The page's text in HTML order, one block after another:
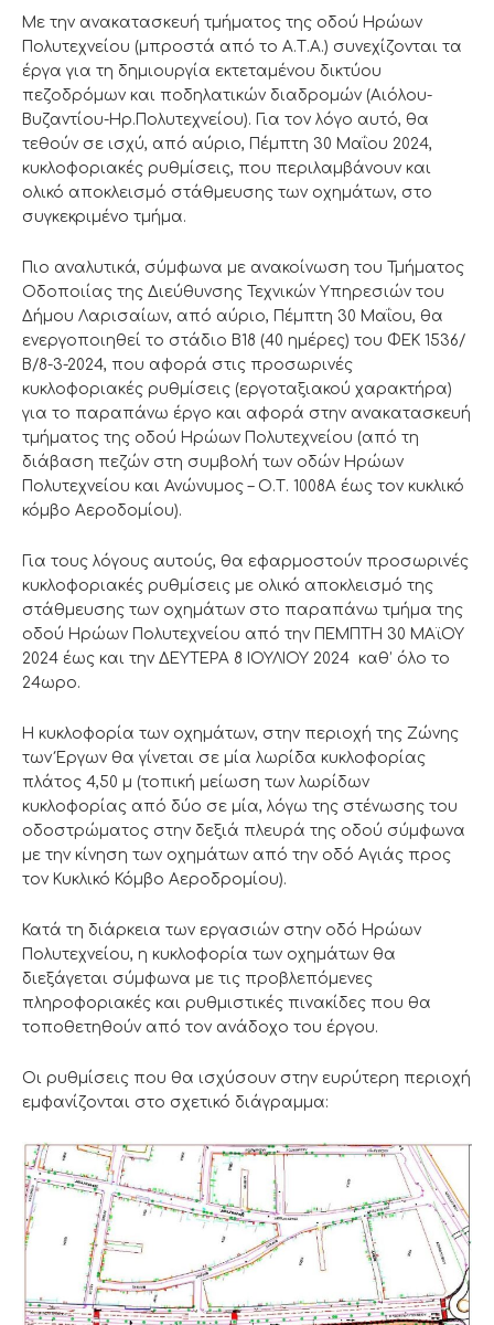
Με την ανακατασκευή τμήματος της οδού Ηρώων
Πολυτεχνείου (μπροστά από το Α.Τ.Α.) συνεχίζονται τα
έργα για τη δημιουργία εκτεταμένου δικτύου
πεζοδρόμων και ποδηλατικών διαδρομών (Αιόλου-
Βυζαντίου-Ηρ.Πολυτεχνείου). Για τον λόγο αυτό, θα
τεθούν σε ισχύ, από αύριο, Πέμπτη 30 Μαΐου 2024,
κυκλοφοριακές ρυθμίσεις, που περιλαμβάνουν και
ολικό αποκλεισμό στάθμευσης των οχημάτων, στο
συγκεκριμένο τμήμα.
Πιο αναλυτικά, σύμφωνα με ανακοίνωση του Τμήματος
Οδοποιίας της Διεύθυνσης Τεχνικών Υπηρεσιών του
Δήμου Λαρισαίων, από αύριο, Πέμπτη 30 Μαΐου, θα
ενεργοποιηθεί το στάδιο Β18 (40 ημέρες) του ΦΕΚ 1536/
Β/8-3-2024, που αφορά στις προσωρινές
κυκλοφοριακές ρυθμίσεις (εργοταξιακού χαρακτήρα)
για το παραπάνω έργο και αφορά στην ανακατασκευή
τμήματος της οδού Ηρώων Πολυτεχνείου (από τη
διάβαση πεζών στη συμβολή των οδών Ηρώων
Πολυτεχνείου και Ανώνυμος – Ο.Τ. 1008Α έως τον κυκλικό
κόμβο Αεροδομίου).
Για τους λόγους αυτούς, θα εφαρμοστούν προσωρινές
κυκλοφοριακές ρυθμίσεις με ολικό αποκλεισμό της
στάθμευσης των οχημάτων στο παραπάνω τμήμα της
οδού Ηρώων Πολυτεχνείου από την ΠΕΜΠΤΗ 30 ΜΑϊΟΥ
2024 έως και την ΔΕΥΤΕΡΑ 8 ΙΟΥΛΙΟΥ 2024 καθ’ όλο το
24ωρο.
Η κυκλοφορία των οχημάτων, στην περιοχή της Ζώνης
των Έργων θα γίνεται σε μία λωρίδα κυκλοφορίας
πλάτος 4,50 μ (τοπική μείωση των λωρίδων
κυκλοφορίας από δύο σε μία, λόγω της στένωσης του
οδοστρώματος στην δεξιά πλευρά της οδού σύμφωνα
με την κίνηση των οχημάτων από την οδό Αγιάς προς
τον Κυκλικό Κόμβο Αεροδρομίου).
Κατά τη διάρκεια των εργασιών στην οδό Ηρώων
Πολυτεχνείου, η κυκλοφορία των οχημάτων θα
διεξάγεται σύμφωνα με τις προβλεπόμενες
πληροφοριακές και ρυθμιστικές πινακίδες που θα
τοποθετηθούν από τον ανάδοχο του έργου.
Οι ρυθμίσεις που θα ισχύσουν στην ευρύτερη περιοχή
εμφανίζονται στο σχετικό διάγραμμα: